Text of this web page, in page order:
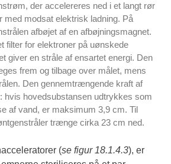
der accelereres ned i et langt rør
med modsat elektrisk ladning. På
afbøjet af en afbøjningsmagnet.
filter for elektroner på uønskede
giver en stråle af ensartet energi. Den
frem og tilbage over målet, mens
Den gennemtrængende kraft af
hvis hovedsubstansen udtrykkes som
af vand, er maksimum 3,9 cm. Til
trænge cirka 23 cm ned.
(se figur 18.1.4.3), er